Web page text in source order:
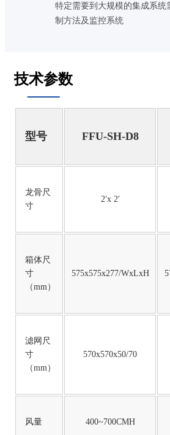
特定需要到大规模的集成系
制方法及监控系统
技术参数
型号 FFU-SH-D8
龙骨尺
寸
2′x 2′
箱体尺
寸
（mm）
575x575x277/WxLxH
滤网尺
寸
（mm）
570x570x50/70
风量 400~700CMH